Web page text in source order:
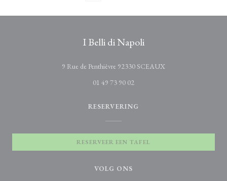
I Belli di Napoli
9 Rue de Penthièvre 92330 SCEAUX
01 49 73 90 02
RESERVERING
RESERVEER EEN TAFEL
VOLG ONS